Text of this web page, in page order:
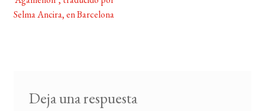
de
Selma Ancira, en Barcelona
Deja una respuesta